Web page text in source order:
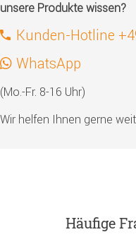
unsere Produkte wissen?
Kunden-Hotline
WhatsApp
(Mo.-Fr. 8-16 Uhr)
Wir helfen Ihnen gerne
Häufige